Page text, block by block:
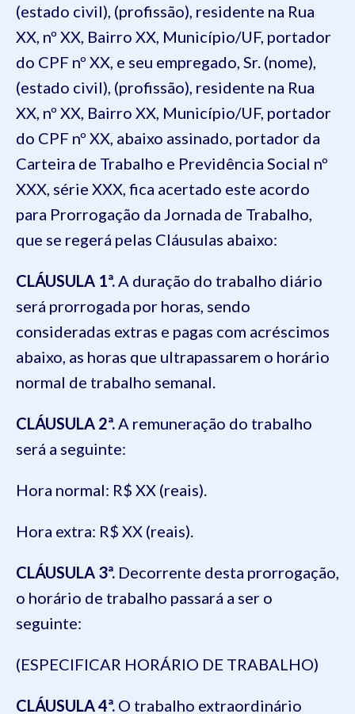
(estado civil), (profissão), residente na Rua
XX, nº XX, Bairro XX, Município/UF, portador
do CPF nº XX, e seu empregado, Sr. (nome),
(estado civil), (profissão), residente na Rua
XX, nº XX, Bairro XX, Município/UF, portador
do CPF nº XX, abaixo assinado, portador da
Carteira de Trabalho e Previdência Social nº
XXX, série XXX, fica acertado este acordo
para Prorrogação da Jornada de Trabalho,
que se regerá pelas Cláusulas abaixo:
CLÁUSULA 1ª. A duração do trabalho diário
será prorrogada por horas, sendo
consideradas extras e pagas com acréscimos
abaixo, as horas que ultrapassarem o horário
normal de trabalho semanal.
CLÁUSULA 2ª. A remuneração do trabalho
será a seguinte:
Hora normal: R$ XX (reais).
Hora extra: R$ XX (reais).
CLÁUSULA 3ª. Decorrente desta prorrogação,
o horário de trabalho passará a ser o
seguinte:
(ESPECIFICAR HORÁRIO DE TRABALHO)
CLÁUSULA 4ª. O trabalho extraordinário